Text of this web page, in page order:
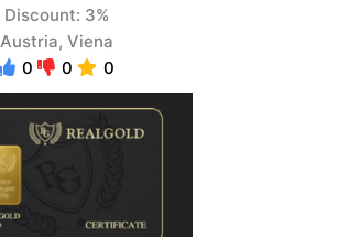
Discount: 3%
Austria, Viena
0
0 0